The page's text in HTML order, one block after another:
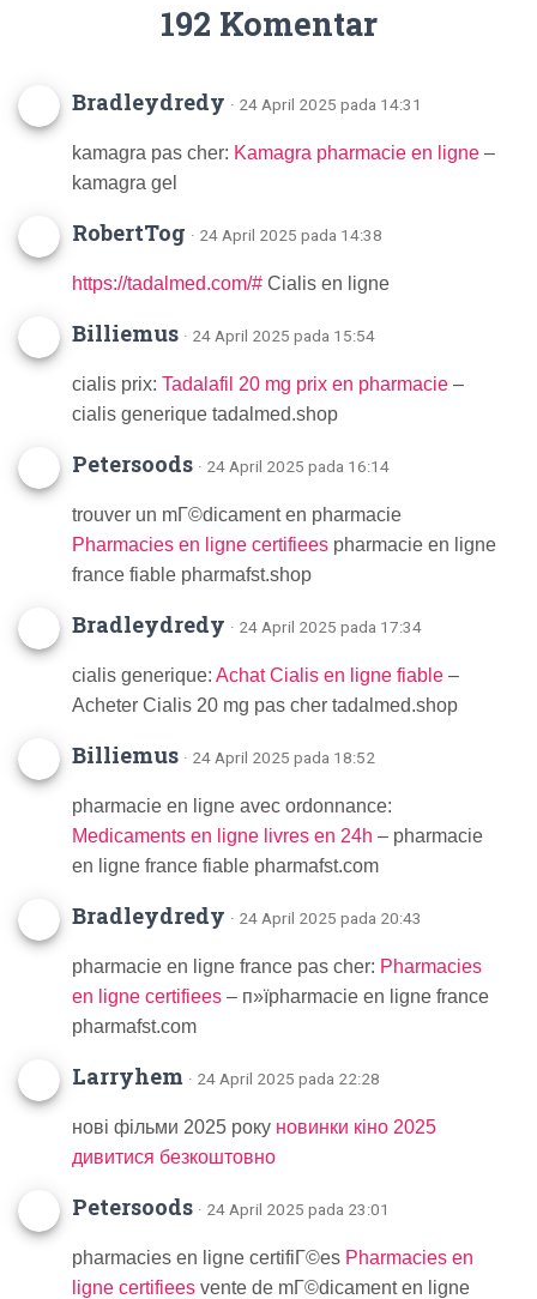
192 Komentar
Bradleydredy · 24 April 2025 pada 14:31
kamagra pas cher: Kamagra pharmacie en ligne –
kamagra gel
RobertTog · 24 April 2025 pada 14:38
https://tadalmed.com/# Cialis en ligne
Billiemus · 24 April 2025 pada 15:54
cialis prix: Tadalafil 20 mg prix en pharmacie –
cialis generique tadalmed.shop
Petersoods · 24 April 2025 pada 16:14
trouver un mГ©dicament en pharmacie
Pharmacies en ligne certifiees pharmacie en ligne
france fiable pharmafst.shop
Bradleydredy · 24 April 2025 pada 17:34
cialis generique: Achat Cialis en ligne fiable –
Acheter Cialis 20 mg pas cher tadalmed.shop
Billiemus · 24 April 2025 pada 18:52
pharmacie en ligne avec ordonnance:
Medicaments en ligne livres en 24h – pharmacie
en ligne france fiable pharmafst.com
Bradleydredy · 24 April 2025 pada 20:43
pharmacie en ligne france pas cher: Pharmacies
en ligne certifiees – п»їpharmacie en ligne france
pharmafst.com
Larryhem · 24 April 2025 pada 22:28
нові фільми 2025 року новинки кіно 2025
дивитися безкоштовно
Petersoods · 24 April 2025 pada 23:01
pharmacies en ligne certifiГ©es Pharmacies en
ligne certifiees vente de mГ©dicament en ligne